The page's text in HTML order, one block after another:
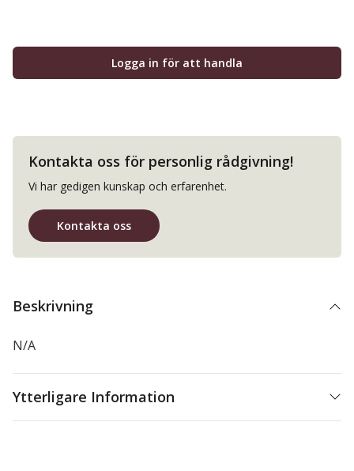
Logga in för att handla
Kontakta oss för personlig rådgivning!
Vi har gedigen kunskap och erfarenhet.
Kontakta oss
Beskrivning
N/A
Ytterligare Information